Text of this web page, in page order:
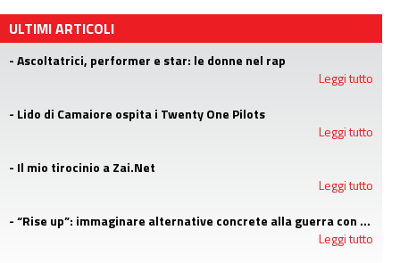
ULTIMI ARTICOLI
- Ascoltatrici, performer e star: le donne nel rap
Leggi tutto
- Lido di Camaiore ospita i Twenty One Pilots
Leggi tutto
- Il mio tirocinio a Zai.Net
Leggi tutto
- “Rise up”: immaginare alternative concrete alla guerra con i campi estivi di Emergency
Leggi tutto